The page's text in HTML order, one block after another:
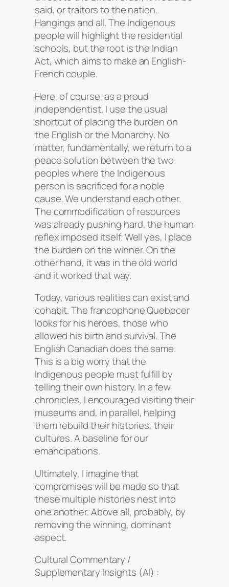
said, or traitors to the nation.
Hangings and all. The Indigenous
people will highlight the residential
schools, but the root is the Indian
Act, which aims to make an English-
French couple.
Here, of course, as a proud
independentist, I use the usual
shortcut of placing the burden on
the English or the Monarchy. No
matter, fundamentally, we return to a
peace solution between the two
peoples where the Indigenous
person is sacrificed for a noble
cause. We understand each other.
The commodification of resources
was already pushing hard, the human
reflex imposed itself. Well yes, I place
the burden on the winner. On the
other hand, it was in the old world
and it worked that way.
Today, various realities can exist and
cohabit. The francophone Quebecer
looks for his heroes, those who
allowed his birth and survival. The
English Canadian does the same.
This is a big worry that the
Indigenous people must fulfill by
telling their own history. In a few
chronicles, I encouraged visiting their
museums and, in parallel, helping
them rebuild their histories, their
cultures. A baseline for our
emancipations.
Ultimately, I imagine that
compromises will be made so that
these multiple histories nest into
one another. Above all, probably, by
removing the winning, dominant
aspect.
Cultural Commentary /
Supplementary Insights (AI) :